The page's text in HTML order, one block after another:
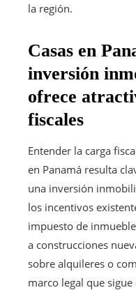
la región.
Casas en
inversión
ofrece
fiscales
Entender la carga
en Panamá resulta
una inversión
los incentivos
impuesto de
a construcciones
sobre alquileres o
marco legal que